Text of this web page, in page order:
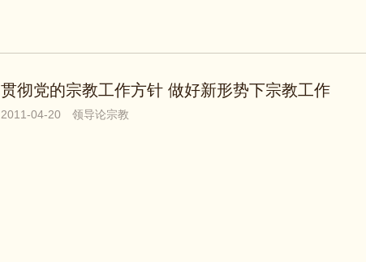
贯彻党的宗教工作方针 做好新形势下宗教工作
2011-04-20 领导论宗教